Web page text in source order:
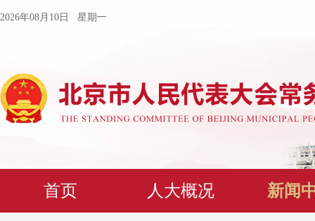
2026年08月10日 星期一
首页 人大概况 新闻